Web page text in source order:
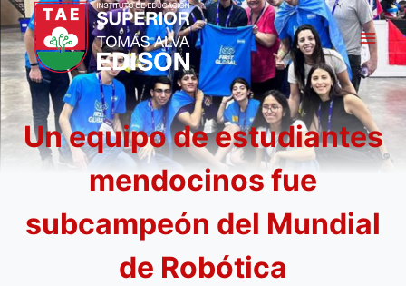
Saltar
al
contenido
Un equipo de estudiantes
mendocinos fue
subcampeón del Mundial
de Robótica